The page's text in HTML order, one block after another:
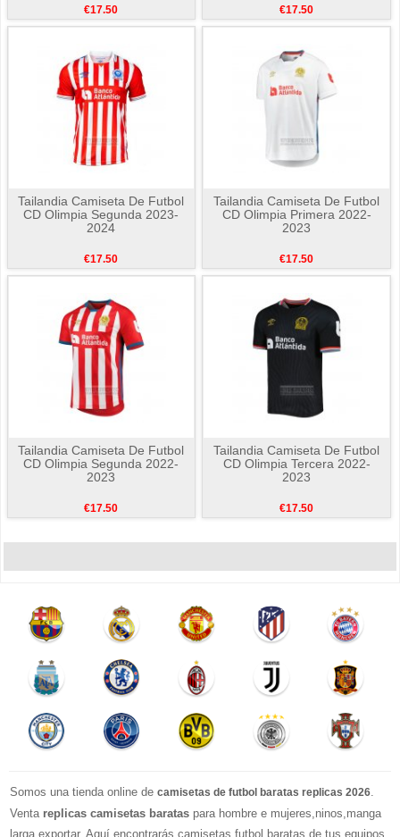
€17.50 €17.50
Tailandia Camiseta De Futbol
CD Olimpia Segunda 2023-
2024
€17.50
Tailandia Camiseta De Futbol
CD Olimpia Primera 2022-
2023
€17.50
Tailandia Camiseta De Futbol
CD Olimpia Segunda 2022-
2023
€17.50
Tailandia Camiseta De Futbol
CD Olimpia Tercera 2022-
2023
€17.50
Somos una tienda online de camisetas de futbol baratas replicas 2026
Venta replicas camisetas baratas para hombre e mujeres,ninos,manga
larga exportar. Aquí encontrarás camisetas futbol baratas de tus equipos